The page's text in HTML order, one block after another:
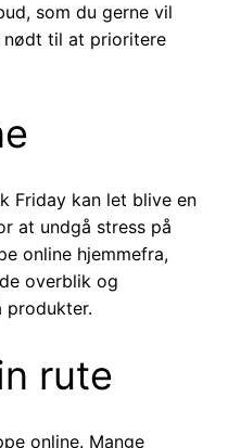
som du gerne vil
nødt til at prioritere
Friday kan let blive en
at undgå stress på
online hjemmefra,
overblik og
produkter.
rute
online. Mange